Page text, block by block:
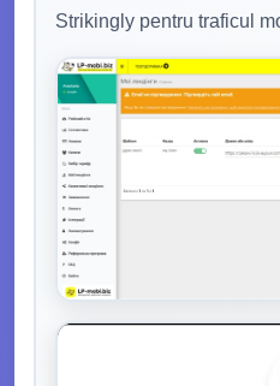
Strikingly pentru traficul